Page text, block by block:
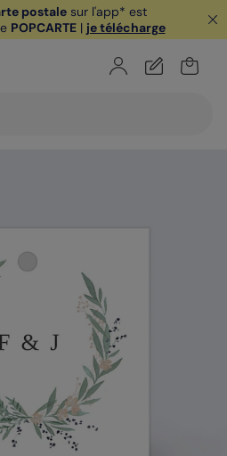
postale sur l'app* est
POPCARTE| je télécharge